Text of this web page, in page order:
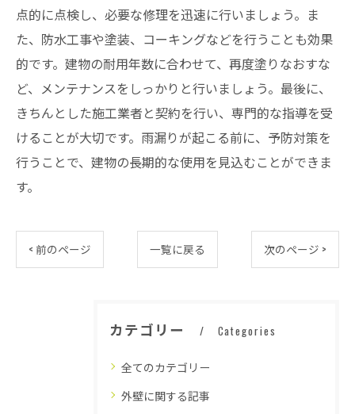
点的に点検し、必要な修理を迅速に行いましょう。ま
た、防水工事や塗装、コーキングなどを行うことも効果
的です。建物の耐用年数に合わせて、再度塗りなおすな
ど、メンテナンスをしっかりと行いましょう。最後に、
きちんとした施工業者と契約を行い、専門的な指導を受
けることが大切です。雨漏りが起こる前に、予防対策を
行うことで、建物の長期的な使用を見込むことができま
す。
< 前のページ 一覧に戻る 次のページ >
カテゴリー Categories
全てのカテゴリー
外壁に関する記事